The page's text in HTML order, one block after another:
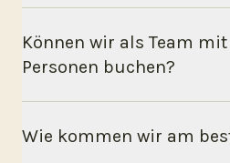
Können wir als Team
Personen buchen?
Wie kommen wir am